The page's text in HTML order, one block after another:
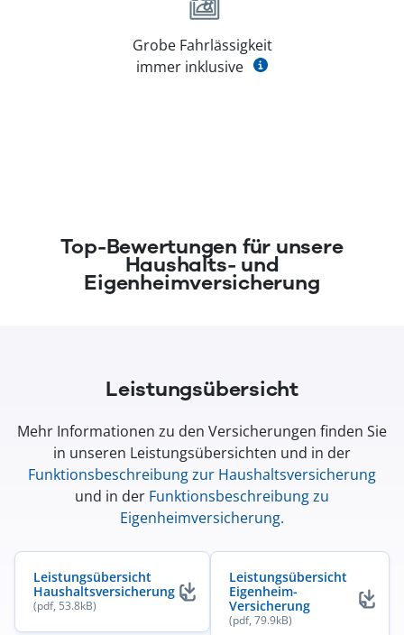
Grobe Fahrlässigkeit
immer inklusive
Top-Bewertungen für unsere
Haushalts- und
Eigenheimversicherung
Leistungsübersicht
Mehr Informationen zu den Versicherungen finden Sie
in unseren Leistungsübersichten und in der
Funktionsbeschreibung zur Haushaltsversicherung
und in der Funktionsbeschreibung zu
Eigenheimversicherung.
Leistungsübersicht
Haushaltsversicherung
(pdf, 53.8kB)
(öffnet in neuem Fenster)
Leistungsübersicht
Eigenheim-
Versicherung
(pdf, 79.9kB)
(öffnet in neuem Fenster)